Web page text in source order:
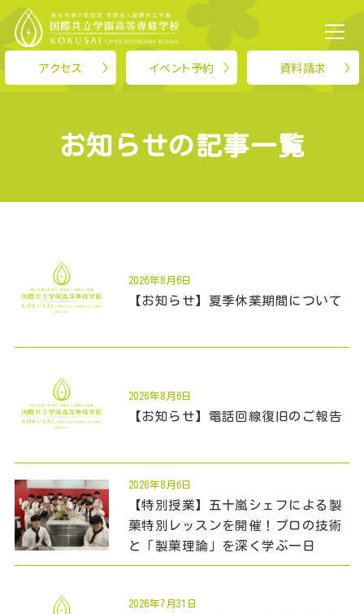
学科紹介
スクールライフ
入学案内
お知らせ 保護者の方へ
アクセス イベント予約 資料請求
お知らせの記事一覧
>お知らせ
2026年8月6日
【お知らせ】夏季休業期間について
2026年8月6日
【お知らせ】電話回線復旧のご報告
2026年8月6日
【特別授業】五十嵐シェフによる製
菓特別レッスンを開催！プロの技術
と「製菓理論」を深く学ぶ一日
2026年7月31日